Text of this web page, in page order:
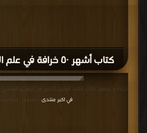
كتاب أشهر ٥٠ خرافة في علم النفس PDF
قراءة و تحميل كتاب كتاب قوانين التحرر من الصراع النفسي PDF مجانا | مكتبة >
في اكبر منتدى
| التحميل : مرة/مرات